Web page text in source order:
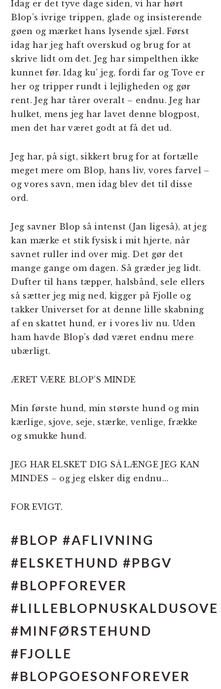
Idag er det tyve dage siden, vi har hørt
Blop’s ivrige trippen, glade og insisterende
gøen og mærket hans lysende sjæl. Først
idag har jeg haft overskud og brug for at
skrive lidt om det. Jeg har simpelthen ikke
kunnet før. Idag ku’ jeg, fordi far og Tove er
her og tripper rundt i lejligheden og gør
rent. Jeg har tårer overalt – endnu. Jeg har
hulket, mens jeg har lavet denne blogpost,
men det har været godt at få det ud.
Jeg har, på sigt, sikkert brug for at fortælle
meget mere om Blop, hans liv, vores farvel –
og vores savn, men idag blev det til disse
ord.
Jeg savner Blop så intenst (Jan ligeså), at jeg
kan mærke et stik fysisk i mit hjerte, når
savnet ruller ind over mig. Det gør det
mange gange om dagen. Så græder jeg lidt.
Dufter til hans tæpper, halsbånd, sele ellers
så sætter jeg mig ned, kigger på Fjolle og
takker Universet for at denne lille skabning
af en skattet hund, er i vores liv nu. Uden
ham havde Blop’s død været endnu mere
ubærligt.
ÆRET VÆRE BLOP’S MINDE
Min første hund, min største hund og min
kærlige, sjove, seje, stærke, venlige, frække
og smukke hund.
JEG HAR ELSKET DIG SÅ LÆNGE JEG KAN
MINDES – og jeg elsker dig endnu…
FOR EVIGT.
#BLOP #AFLIVNING
#ELSKETHUND #PBGV
#BLOPFOREVER
#LILLEBLOPNUSKALDUSOVE
#MINFØRSTEHUND
#FJOLLE
#BLOPGOESONFOREVER